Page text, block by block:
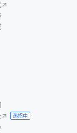
热招中